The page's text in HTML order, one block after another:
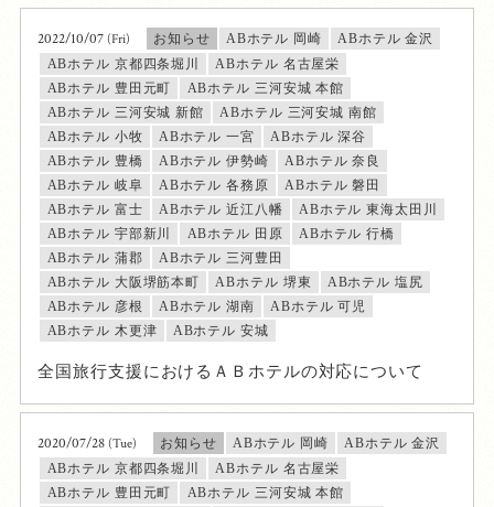
2022/10/07(Fri) お知らせ ABホテル 岡崎
ABホテル 金沢
ABホテル 京都四条堀川
ABホテル 名古屋栄
ABホテル 豊田元町
ABホテル 三河安城 本館
ABホテル 三河安城 新館
ABホテル 三河安城 南館
ABホテル 小牧
ABホテル 一宮
ABホテル 深谷
ABホテル 豊橋
ABホテル 伊勢崎
ABホテル 奈良
ABホテル 岐阜
ABホテル 各務原
ABホテル 磐田
ABホテル 富士
ABホテル 近江八幡
ABホテル 東海太田川
ABホテル 宇部新川
ABホテル 田原
ABホテル 行橋
ABホテル 蒲郡
ABホテル 三河豊田
ABホテル 大阪堺筋本町
ABホテル 堺東
ABホテル 塩尻
ABホテル 彦根
ABホテル 湖南
ABホテル 可児
ABホテル 木更津
ABホテル 安城
全国旅行支援におけるＡＢホテルの対応について
2020/07/28(Tue) お知らせ ABホテル 岡崎
ABホテル 金沢
ABホテル 京都四条堀川
ABホテル 名古屋栄
ABホテル 豊田元町
ABホテル 三河安城 本館